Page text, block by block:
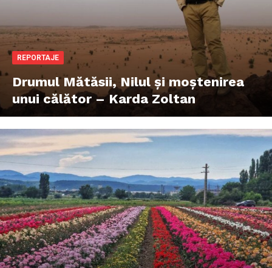
REPORTAJE
Drumul Mătăsii, Nilul şi moştenirea
unui călător – Karda Zoltan